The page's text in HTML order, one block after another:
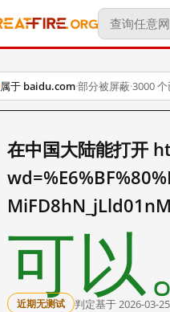
属于 baidu.com·部分被屏蔽·3000
在中国大陆能打开
可以
近期无测试 判定基于 2026-03-